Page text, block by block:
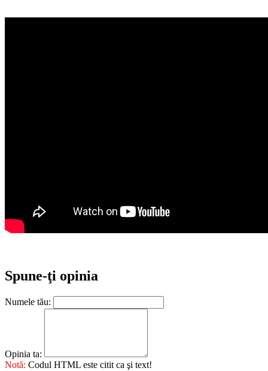
Spune-ţi opinia
Numele tău:
Opinia ta:
Notă: Codul HTML este citit ca şi text!